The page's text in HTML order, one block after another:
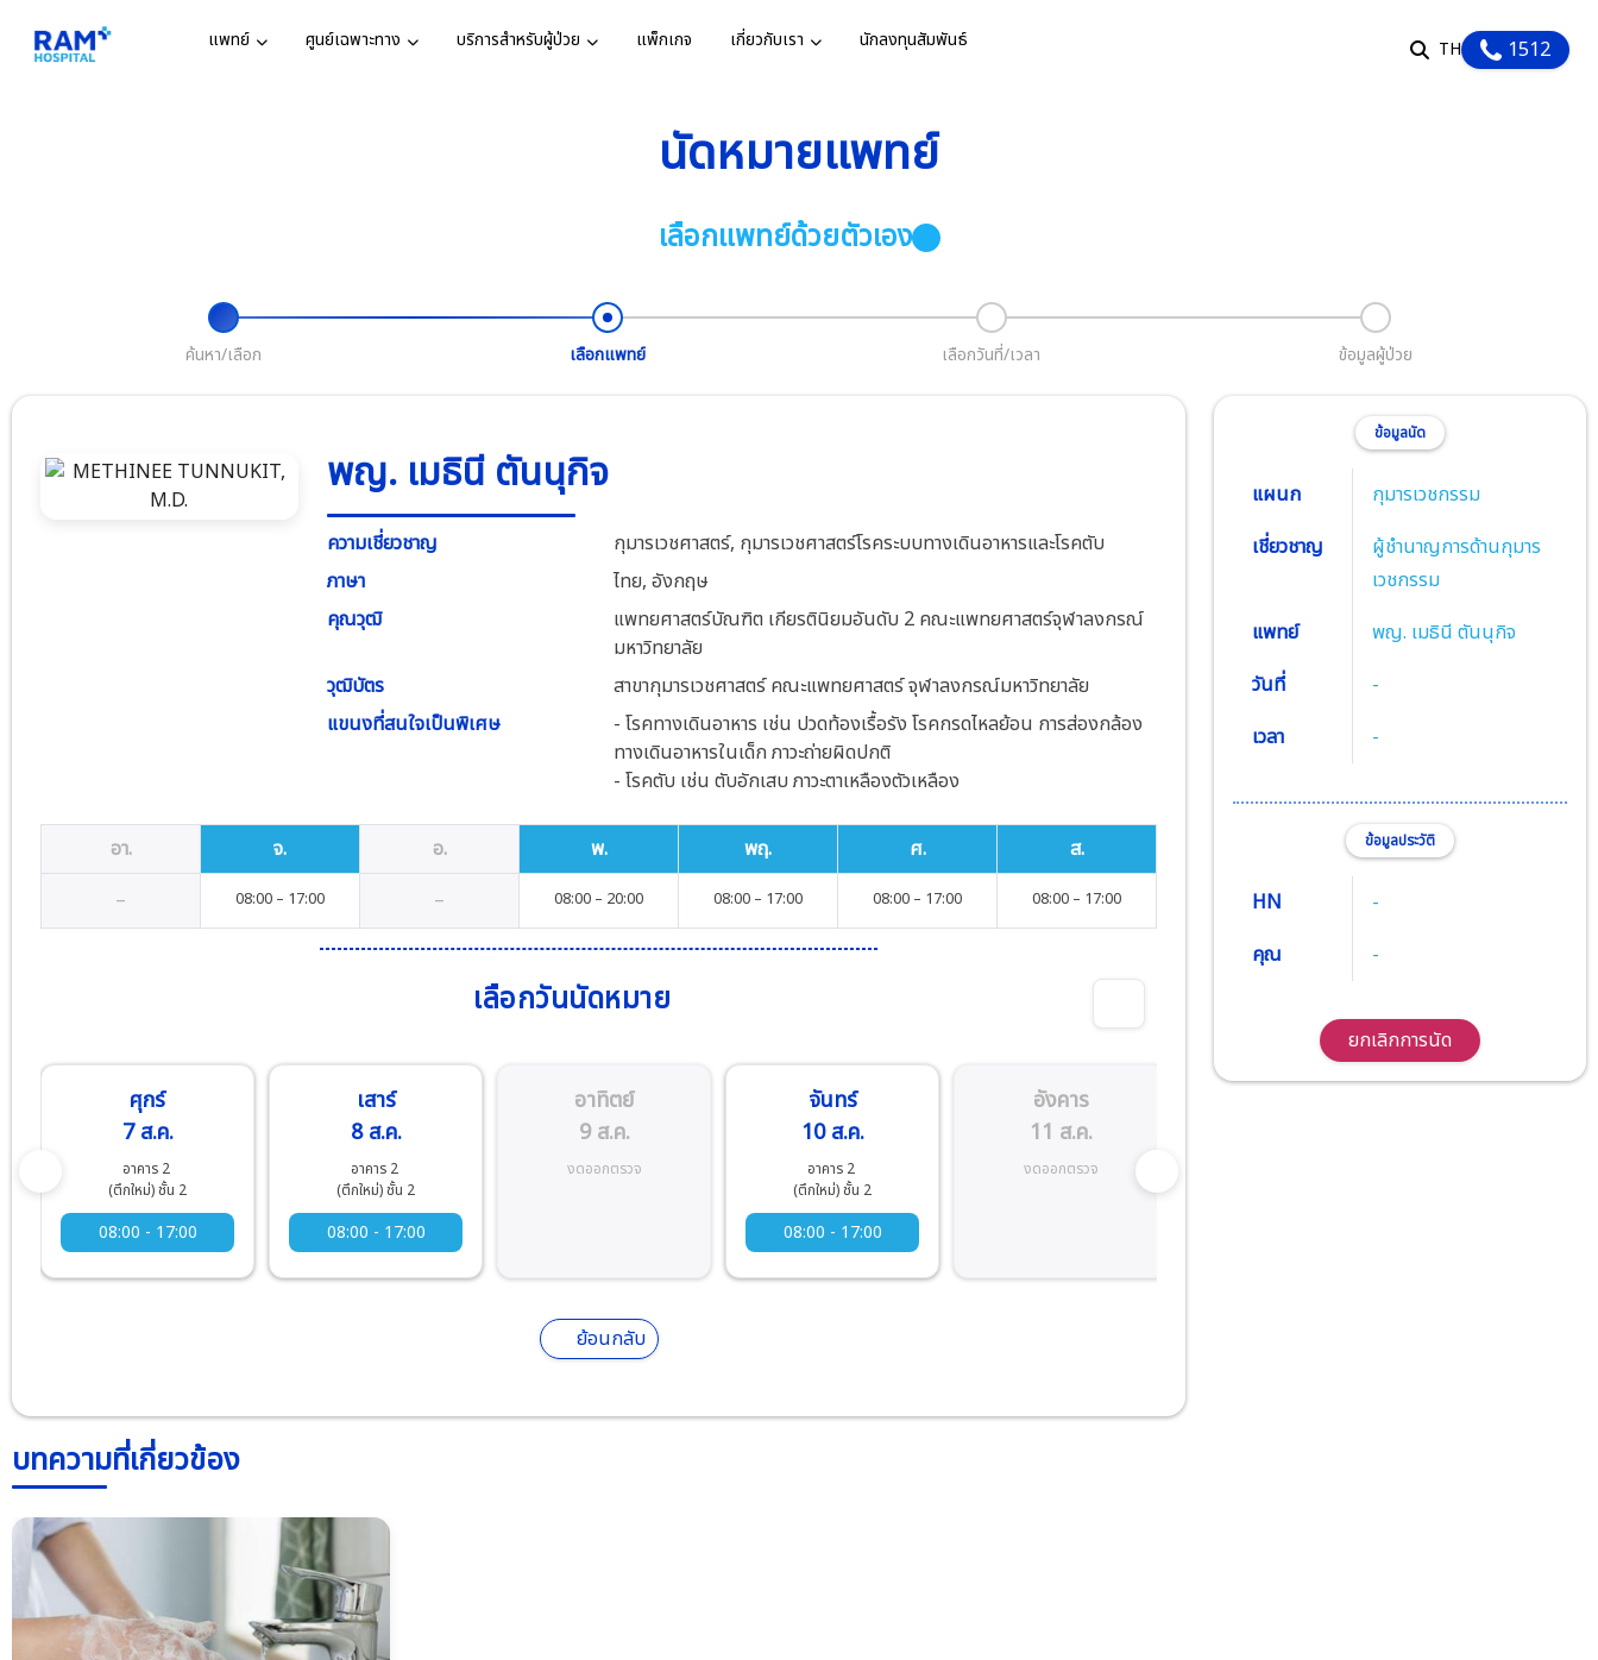
แพทย์ ศูนย์เฉพาะทาง บริการสำหรับผู้ป่วย แพ็กเกจ เกี่ยวกับเรา นักลงทุนสัมพันธ์
TH
1512
ประสาท
ศูนย์ผ่าตัดส่องกล้อง หู คอ
จมูก
ดูเพิ่มเติม
บริการอื่นๆ
ข่าวสารและกิจกรรม
เสียงจากผู้รับบริการ
วารสาร
บทความสุขภาพ
ตรวจสุขภาพลูกค้าองค์กร
ประกัน
นโยบายคุ้มครองข้อมูลส่วน
ติดต่อเรา
สมัครงาน
ตรวจสุขภาพ โรคมะเร็ง
นัดหมายแพทย์
เลือกแพทย์ด้วยตัวเอง
ค้นหา/เลือก เลือกแพทย์ เลือกวันที่/เวลา ข้อมูลผู้ป่วย
พญ. เมธินี ตันนุกิจ
ความเชี่ยวชาญ
กุมารเวชศาสตร์, กุมารเวชศาสตร์โรคระบบทางเดินอาหารและโรคตับ
ภาษา
ไทย, อังกฤษ
คุณวุฒิ
แพทยศาสตร์บัณฑิต เกียรตินิยมอันดับ 2 คณะแพทยศาสตร์จุฬาลงกรณ์
มหาวิทยาลัย
วุฒิบัตร
สาขากุมารเวชศาสตร์ คณะแพทยศาสตร์ จุฬาลงกรณ์มหาวิทยาลัย
แขนงที่สนใจเป็นพิเศษ
- โรคทางเดินอาหาร เช่น ปวดท้องเรื้อรัง โรคกรดไหลย้อน การส่องกล้อง
ทางเดินอาหารในเด็ก ภาวะถ่ายผิดปกติ
- โรคตับ เช่น ตับอักเสบ ภาวะตาเหลืองตัวเหลือง
อา. จ. อ. พ. พฤ. ศ.
ส.
–
08:00 – 17:00 – 08:00 – 20:00 08:00 – 17:00 08:00 – 17:00 08:00 – 17:00
เลือกวันนัดหมาย
ศุกร์
7 ส.ค.
อาคาร 2
(ตึกใหม่) ชั้น 2
08:00 - 17:00
เสาร์
8 ส.ค.
อาคาร 2
(ตึกใหม่) ชั้น 2
08:00 - 17:00
อาทิตย์
9 ส.ค.
งดออกตรวจ
จันทร์
10 ส.ค.
อาคาร 2
(ตึกใหม่) ชั้น 2
08:00 - 17:00
อังคาร
11 ส.ค.
งดออกตรวจ
ย้อนกลับ
บทความที่เกี่ยวข้อง
ข้อมูลนัด
แผนก
กุมารเวชกรรม
เชี่ยวชาญ
ผู้ชำนาญการด้านกุมาร
เวชกรรม
แพทย์
พญ. เมธินี ตันนุกิจ
วันที่
-
เวลา
-
ข้อมูลประวัติ
HN
-
คุณ
-
ยกเลิกการนัด